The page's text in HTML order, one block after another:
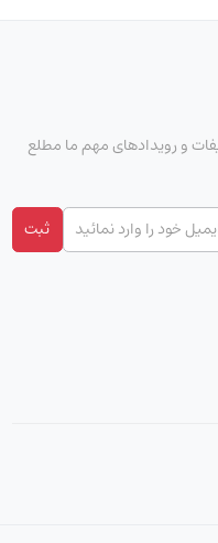
و رویدادهای مهم ما مطلع
ثبت